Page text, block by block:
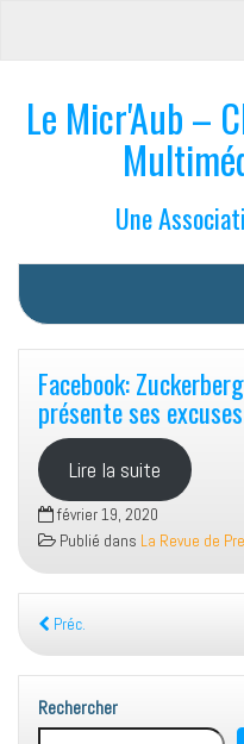
Le Micr'Aub –
Une
Facebook:
présente ses excuses
Lire la suite
février 19, 2020
Publié dans La Revue de
Préc.
Rechercher